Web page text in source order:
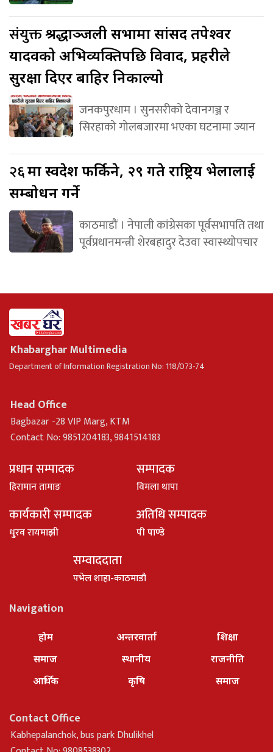
संयुक्तश्रद्धाञ्जली सभामा सांसद तपेश्वर
यादवको अभिव्यक्तिपछि विवाद, प्रहरीले
सुरक्षा दिएर बाहिर निकाल्यो
जनकपुरधाम । सुनसरीको देवानगञ्ज र
सिरहाको गोलबजारमा भएका घटनामा ज्यान
२६मा स्वदेश फर्किने, २९ गते राष्ट्रिय भेलालाई
सम्बोधन गर्ने
काठमाडौं । नेपाली कांग्रेसका पूर्वसभापति तथा
पूर्वप्रधानमन्त्री शेरबहादुर देउवा स्वास्थ्योपचार
Khabarghar Multimedia
Department of Information Registration No: 118/073-74
Head Office
Bagbazar -28 VIP Marg, KTM
Contact No: 9851204183, 9841514183
प्रधान सम्पादक
हिरामान तामाङ
सम्पादक
विमला थापा
कार्यकारी सम्पादक
धु्रव रायमाझी
अतिथि सम्पादक
पी पाण्डे
सम्वाददाता
पभेल शाहा-काठमाडौ
Navigation
होम
समाज
आर्थिक
अन्तरवार्ता
स्थानीय
कृषि
शिक्षा
राजनीति
समाज
Contact Office
Kabhepalanchok, bus park Dhulikhel